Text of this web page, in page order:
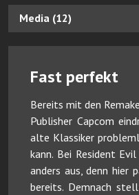
Media (12)
Fast perfekt
Bereits mit den
Publisher Capcom
alte Klassiker
kann. Bei Resident
anders aus, denn hier
bereits. Demnach